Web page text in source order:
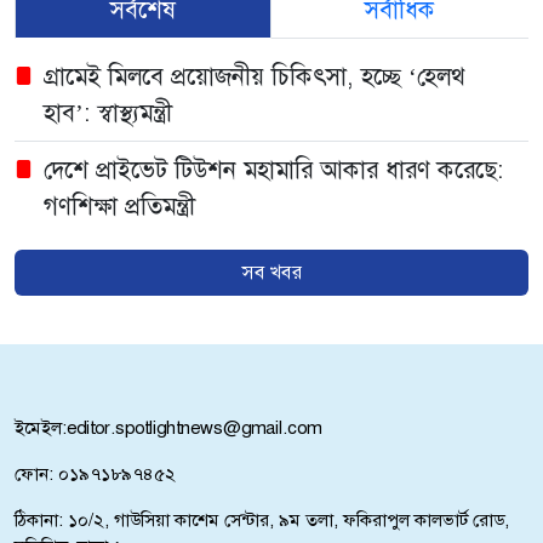
সর্বশেষ সর্বাধিক
গ্রামেই মিলবে প্রয়োজনীয় চিকিৎসা, হচ্ছে ‘হেলথ
হাব’: স্বাস্থ্যমন্ত্রী
দেশে প্রাইভেট টিউশন মহামারি আকার ধারণ করেছে:
গণশিক্ষা প্রতিমন্ত্রী
চাঁদপুরের সিভিল সার্জন বরখাস্ত
প্রত্যেক শিক্ষার্থীকে একটি করে গাছ লাগানোর আহ্বান
জবির ভর্তি আবেদন শুরু ১৫ নভেম্বর
সব খবর
ইমেইল:editor.spotlightnews@gmail.com
ফোন: ০১৯৭১৮৯৭৪৫২
ঠিকানা: ১০/২, গাউসিয়া কাশেম সেন্টার, ৯ম তলা, ফকিরাপুল কালভার্ট রোড,